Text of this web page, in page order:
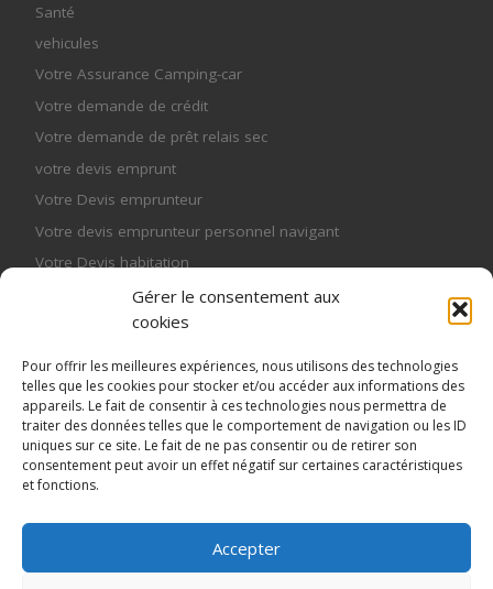
Gérer le consentement aux
cookies
Pour offrir les meilleures expériences, nous utilisons des technologies
telles que les cookies pour stocker et/ou accéder aux informations des
appareils. Le fait de consentir à ces technologies nous permettra de
traiter des données telles que le comportement de navigation ou les ID
uniques sur ce site. Le fait de ne pas consentir ou de retirer son
consentement peut avoir un effet négatif sur certaines caractéristiques
et fonctions.
Accepter
Santé
vehicules
Votre Assurance Camping-car
Votre demande de crédit
Votre demande de prêt relais sec
votre devis emprunt
Votre Devis emprunteur
Votre devis emprunteur personnel navigant
Votre Devis habitation
Votre mutuelle
Votre mutuelle entreprise
Votre mutuelle senior
Votre mutuelle senior
Votre Pret Relais
MME Assurances, courtier spécialisé en assurance
de prêt et en prêt relais sec hypothécaire– Tous droits